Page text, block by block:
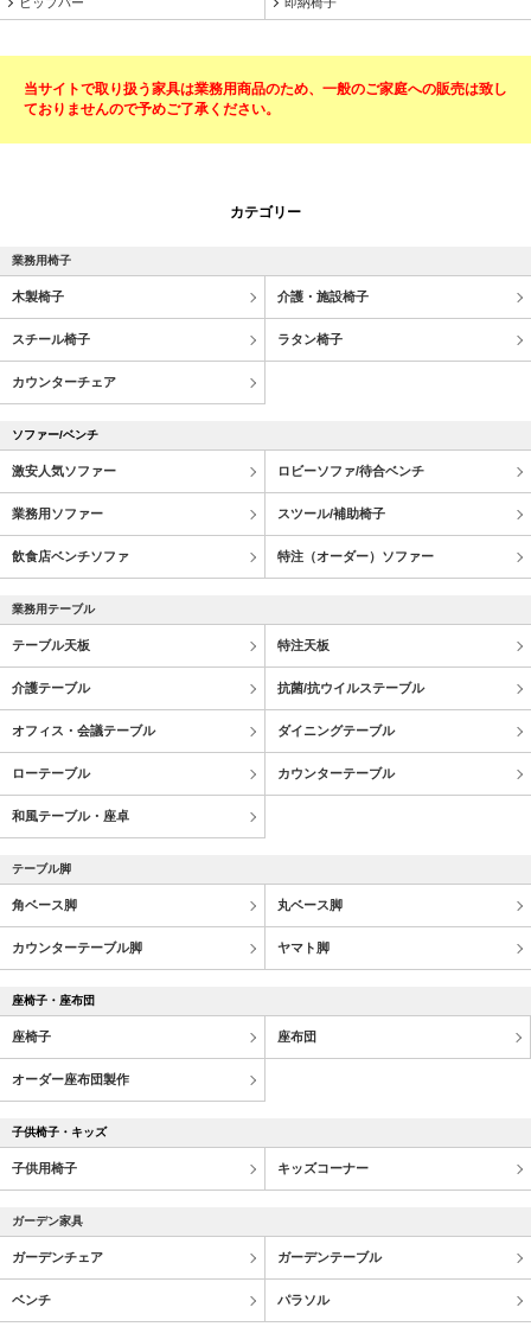
当サイトで取り扱う家具は業務用商品のため、一般のご家庭への販売は致し
ておりませんので予めご了承ください。
カテゴリー
業務用椅子
木製椅子 介護・施設椅子
スチール椅子 ラタン椅子
カウンターチェア
ソファー/ベンチ
激安人気ソファー ロビーソファ/待合ベンチ
業務用ソファー スツール/補助椅子
飲食店ベンチソファ 特注（オーダー）ソファー
業務用テーブル
テーブル天板 特注天板
介護テーブル 抗菌/抗ウイルステーブル
オフィス・会議テーブル ダイニングテーブル
ローテーブル カウンターテーブル
和風テーブル・座卓
テーブル脚
角ベース脚 丸ベース脚
カウンターテーブル脚 ヤマト脚
座椅子・座布団
座椅子 座布団
オーダー座布団製作
子供椅子・キッズ
子供用椅子 キッズコーナー
ガーデン家具
ガーデンチェア ガーデンテーブル
ベンチ パラソル